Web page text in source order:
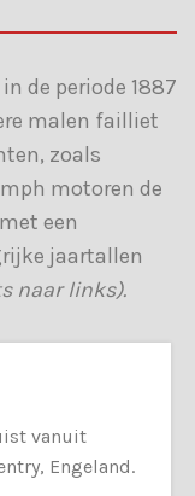
de periode 1887
malen failliet
zoals
motoren de
een
jaartallen
naar links).
vanuit
Engeland.